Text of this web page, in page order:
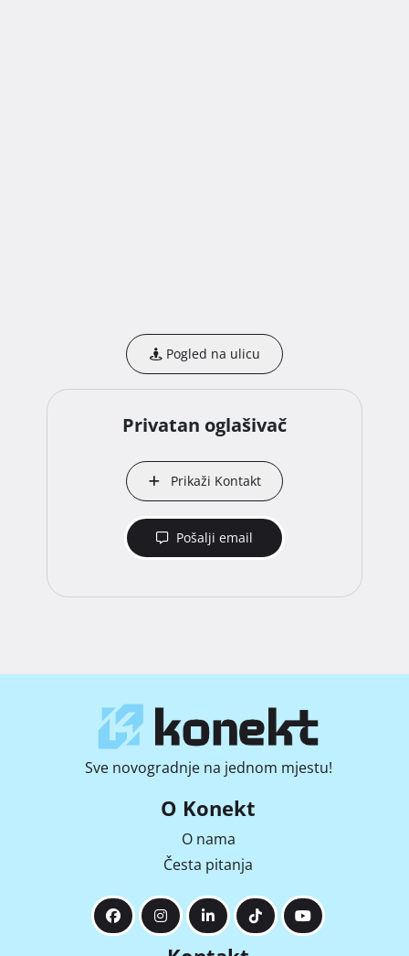
Pogled na ulicu
Privatan oglašivač
Prikaži Kontakt
Pošalji email
Sve novogradnje na jednom mjestu!
O Konekt
O nama
Česta pitanja